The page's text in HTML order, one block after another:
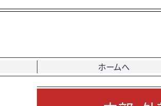
ホームへ